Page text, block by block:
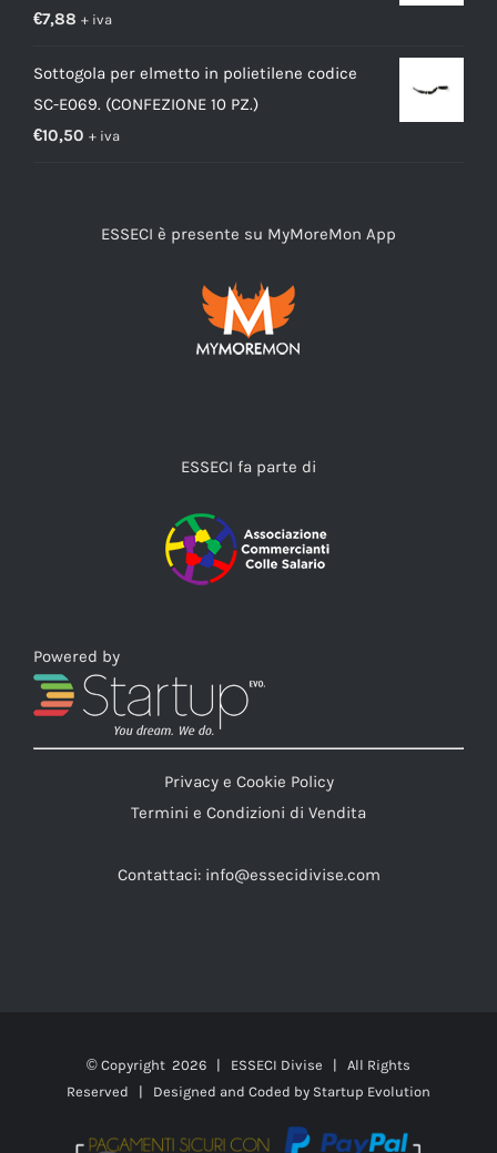
€7,88 + iva
Sottogola per elmetto in polietilene codice
SC-E069. (CONFEZIONE 10 PZ.)
€10,50 + iva
ESSECI è presente su MyMoreMon App
ESSECI fa parte di
Powered by
Privacy e Cookie Policy
Termini e Condizioni di Vendita
Contattaci: info@essecidivise.com
© Copyright 2026 | ESSECI Divise | All Rights
Reserved | Designed and Coded by Startup Evolution